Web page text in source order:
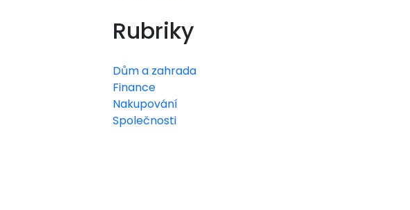
Rubriky
Dům a zahrada
Finance
Nakupování
Společnosti